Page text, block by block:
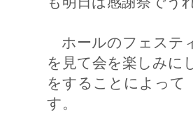
ホールのフェステ
を見て会を楽しみに
をすることによって
す。